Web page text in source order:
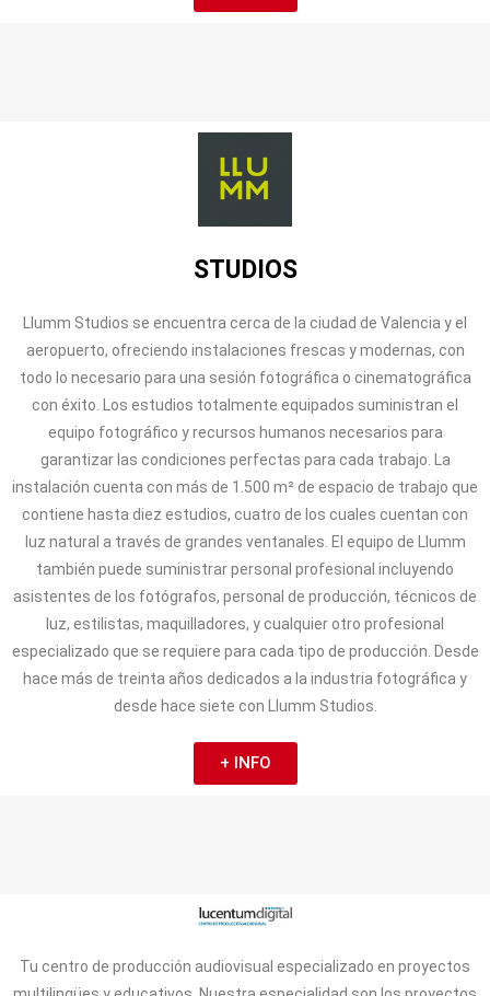
STUDIOS
Llumm Studios se encuentra cerca de la ciudad de Valencia y el
aeropuerto, ofreciendo instalaciones frescas y modernas, con
todo lo necesario para una sesión fotográfica o cinematográfica
con éxito. Los estudios totalmente equipados suministran el
equipo fotográfico y recursos humanos necesarios para
garantizar las condiciones perfectas para cada trabajo. La
instalación cuenta con más de 1.500 m² de espacio de trabajo que
contiene hasta diez estudios, cuatro de los cuales cuentan con
luz natural a través de grandes ventanales. El equipo de Llumm
también puede suministrar personal profesional incluyendo
asistentes de los fotógrafos, personal de producción, técnicos de
luz, estilistas, maquilladores, y cualquier otro profesional
especializado que se requiere para cada tipo de producción. Desde
hace más de treinta años dedicados a la industria fotográfica y
desde hace siete con Llumm Studios.
+ INFO
Tu centro de producción audiovisual especializado en proyectos